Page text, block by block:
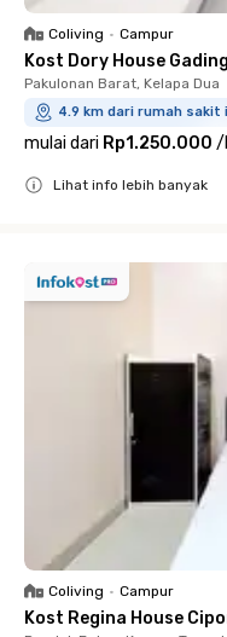
Coliving • Campur
Kost Dory House
Pakulonan Barat, Kelapa Dua
4.9 km dari rumah sakit
mulai dari Rp1.250.000 /
Lihat info lebih banyak
Coliving • Campur
Kost Regina House